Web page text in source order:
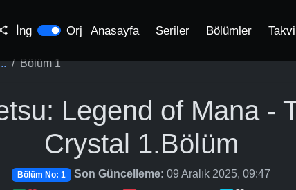
İng Orj Anasayfa Seriler Bölümler
Bölüm 1
Legend of Mana -
Crystal 1.Bölüm
Bölüm No: 1 Son Güncelleme: 09 Aralık 2025, 09:47